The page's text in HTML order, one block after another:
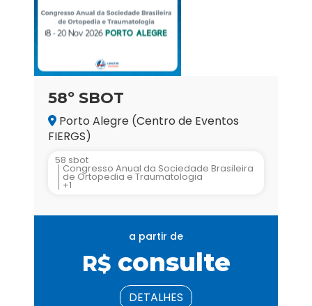
58º SBOT
Porto Alegre (Centro de Eventos
FIERGS)
58 sbot
Congresso Anual da Sociedade Brasileira
de Ortopedia e Traumatologia
+1
a partir de
R$consulte
DETALHES